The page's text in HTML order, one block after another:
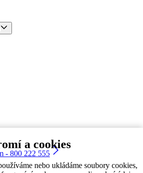
a cookies
nebo ukládáme soubory cookies,
- 800 222 555